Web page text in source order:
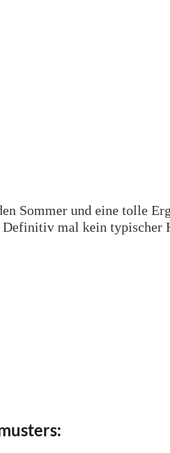
Sommer und eine tolle
mal kein typischer